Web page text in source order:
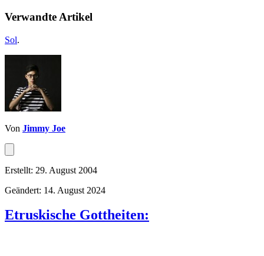
Verwandte Artikel
Sol.
Von Jimmy Joe
Erstellt: 29. August 2004
Geändert: 14. August 2024
Etruskische Gottheiten: